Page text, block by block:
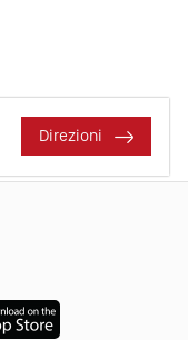
Direzioni